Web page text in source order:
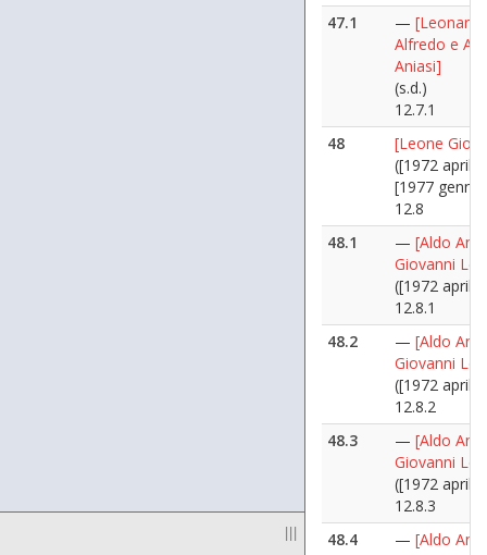
|||
47.1
— [Leonardi
Alfredo e
Aniasi]
(s.d.)
12.7.1
48
[Leone
([1972 aprile
[1977
12.8
48.1
— [Aldo
Giovanni
([1972 aprile
12.8.1
48.2
— [Aldo
Giovanni
([1972 aprile
12.8.2
48.3
— [Aldo
Giovanni
([1972 aprile
12.8.3
48.4
— [Aldo